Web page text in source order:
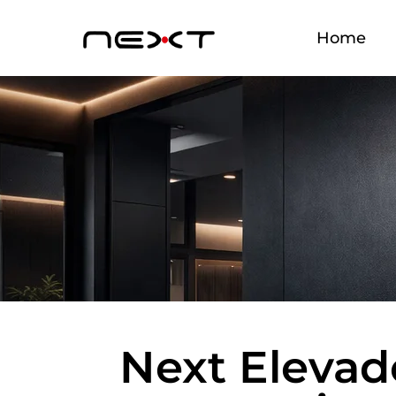
Home
Next